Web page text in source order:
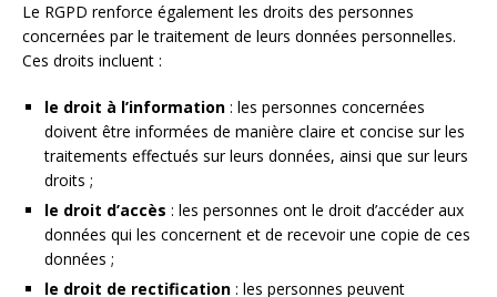
Le RGPD renforce également les droits des personnes
concernées par le traitement de leurs données personnelles.
Ces droits incluent :
le droit à l’information : les personnes concernées
doivent être informées de manière claire et concise sur les
traitements effectués sur leurs données, ainsi que sur leurs
droits ;
le droit d’accès : les personnes ont le droit d’accéder aux
données qui les concernent et de recevoir une copie de ces
données ;
le droit de rectification : les personnes peuvent